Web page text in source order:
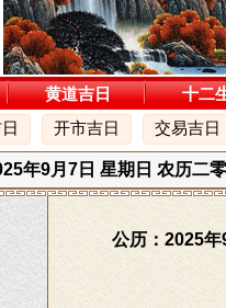
黄道吉日
十二
开市吉日 交易吉日
年9月7日 星期日 农历二
公历：2025